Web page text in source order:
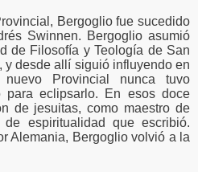
Bergoglio fue sucedido
Swinnen. Bergoglio asumió
de Filosofía y Teología de San
y desde allí siguió influyendo en
Provincial nunca tuvo
para eclipsarlo. En esos doce
de jesuitas, como maestro de
espiritualidad que escribió.
Alemania, Bergoglio volvió a la